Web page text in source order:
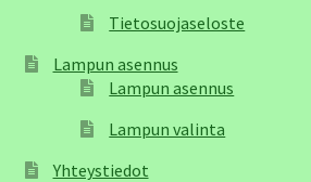
Tietosuojaseloste
Lampun asennus
Lampun asennus
Lampun valinta
Yhteystiedot